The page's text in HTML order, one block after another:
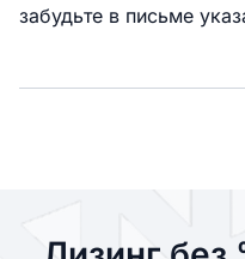
забудьте в письме